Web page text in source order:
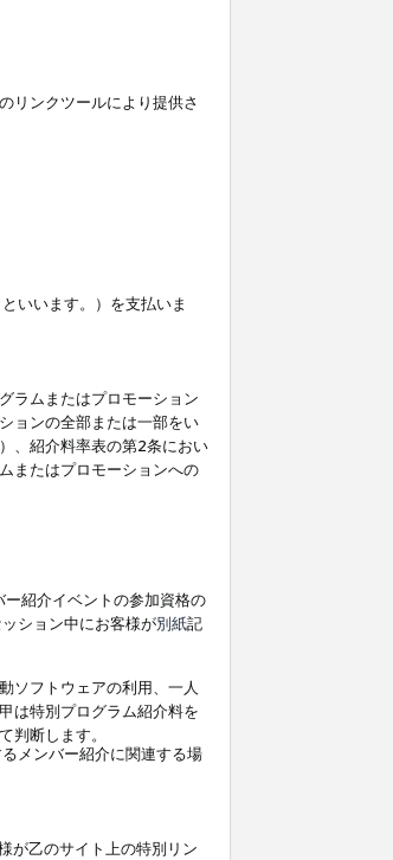
リンクツールにより提供さ
いいます。）を支払いま
ラムまたはプロモーション
ョンの全部または一部をい
、紹介料率表の第2条におい
またはプロモーションへの
ー紹介イベントの参加資格の
ション中にお客様が別紙記
ソフトウェアの利用、一人
は特別プログラム紹介料を
判断します。
メンバー紹介に関連する場
が乙のサイト上の特別リン